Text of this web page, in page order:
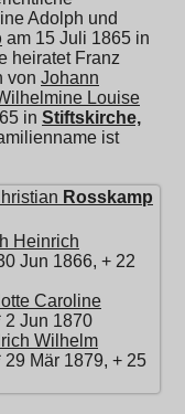
Adolph und
am 15 Juli 1865 in
heiratet Franz
von Johann
Louise
in Stiftskirche,
ist
Rosskamp
Heinrich
Jun 1866, + 22
Caroline
2 Jun 1870
Wilhelm
29 Mär 1879, + 25